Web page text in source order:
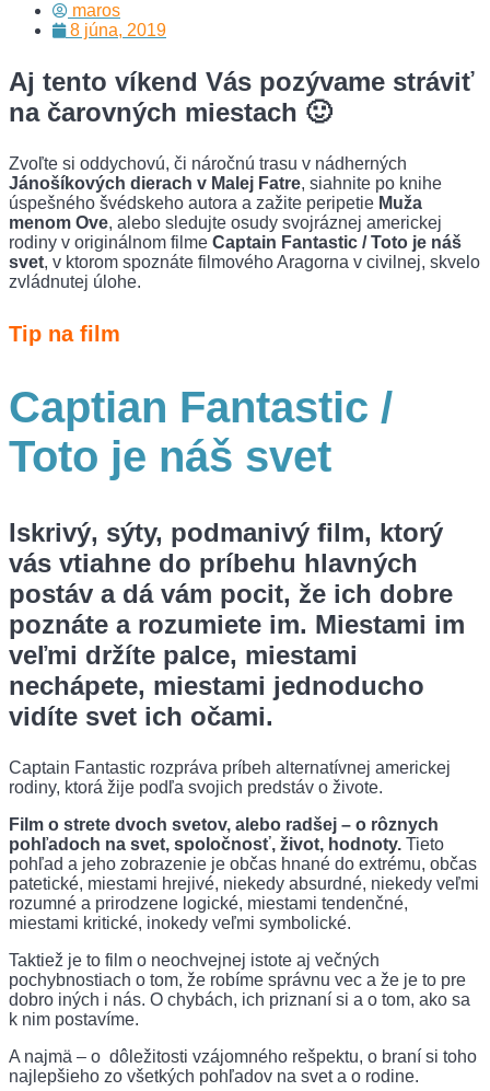
maros
8 júna, 2019
Aj tento víkend Vás pozývame stráviť
na čarovných miestach 🙂
Zvoľte si oddychovú, či náročnú trasu v nádherných
Jánošíkových dierach v Malej Fatre, siahnite po knihe
úspešného švédskeho autora a zažite peripetie Muža
menom Ove, alebo sledujte osudy svojráznej americkej
rodiny v originálnom filme Captain Fantastic / Toto je náš
svet, v ktorom spoznáte filmového Aragorna v civilnej, skvelo
zvládnutej úlohe.
Tip na film
Captian Fantastic /
Toto je náš svet
Iskrivý, sýty, podmanivý film, ktorý
vás vtiahne do príbehu hlavných
postáv a dá vám pocit, že ich dobre
poznáte a rozumiete im. Miestami im
veľmi držíte palce, miestami
nechápete, miestami jednoducho
vidíte svet ich očami.
Captain Fantastic rozpráva príbeh alternatívnej americkej
rodiny, ktorá žije podľa svojich predstáv o živote.
Film o strete dvoch svetov, alebo radšej – o rôznych
pohľadoch na svet, spoločnosť, život, hodnoty. Tieto
pohľad a jeho zobrazenie je občas hnané do extrému, občas
patetické, miestami hrejivé, niekedy absurdné, niekedy veľmi
rozumné a prirodzene logické, miestami tendenčné,
miestami kritické, inokedy veľmi symbolické.
Taktiež je to film o neochvejnej istote aj večných
pochybnostiach o tom, že robíme správnu vec a že je to pre
dobro iných i nás. O chybách, ich priznaní si a o tom, ako sa
k nim postavíme.
A najmä – o dôležitosti vzájomného rešpektu, o braní si toho
najlepšieho zo všetkých pohľadov na svet a o rodine.